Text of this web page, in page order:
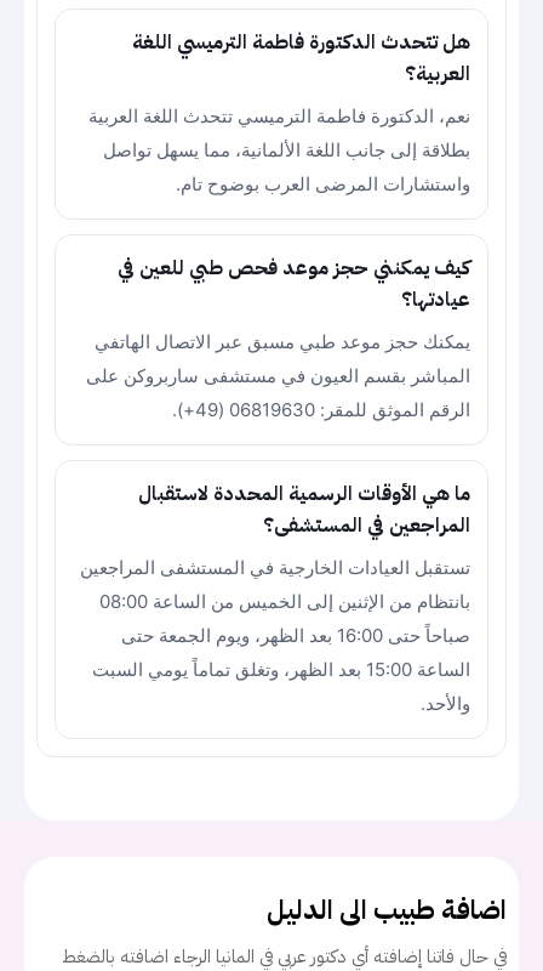
هل تتحدث الدكتورة فاطمة الترميسي اللغة
العربية؟
نعم، الدكتورة فاطمة الترميسي تتحدث اللغة العربية
بطلاقة إلى جانب اللغة الألمانية، مما يسهل تواصل
واستشارات المرضى العرب بوضوح تام.
كيف يمكنني حجز موعد فحص طبي للعين في
عيادتها؟
يمكنك حجز موعد طبي مسبق عبر الاتصال الهاتفي
المباشر بقسم العيون في مستشفى ساربروكن على
الرقم الموثق للمقر: 06819630 (49+).
ما هي الأوقات الرسمية المحددة لاستقبال
المراجعين في المستشفى؟
تستقبل العيادات الخارجية في المستشفى المراجعين
بانتظام من الإثنين إلى الخميس من الساعة 08:00
صباحاً حتى 16:00 بعد الظهر، ويوم الجمعة حتى
الساعة 15:00 بعد الظهر، وتغلق تماماً يومي السبت
والأحد.
اضافة طبيب الى الدليل
في حال فاتنا إضافته أي دكتور عربي في المانيا الرجاء اضافته بالضغط